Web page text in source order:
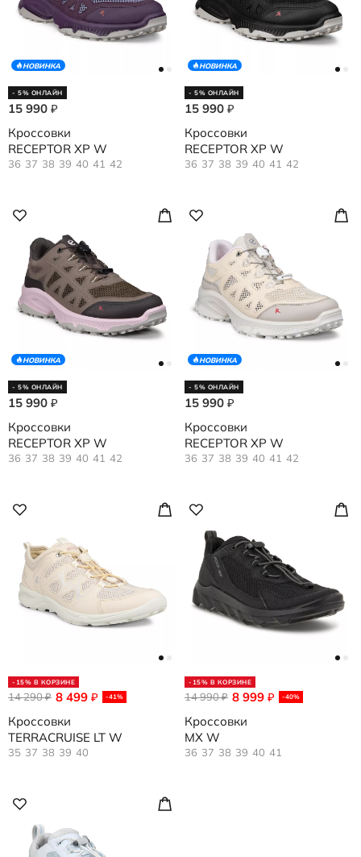
НОВИНКА
- 5% ОНЛАЙН
15 990 ₽
Кроссовки
RECEPTOR XP W
36 37 38 39 40 41 42
НОВИНКА
- 5% ОНЛАЙН
15 990 ₽
Кроссовки
RECEPTOR XP W
36 37 38 39 40 41 42
НОВИНКА
- 5% ОНЛАЙН
15 990 ₽
Кроссовки
RECEPTOR XP W
36 37 38 39 40 41 42
НОВИНКА
- 5% ОНЛАЙН
15 990 ₽
Кроссовки
RECEPTOR XP W
36 37 38 39 40 41 42
-15% В КОРЗИНЕ
8 499 ₽ -41%
14 290₽
Кроссовки
TERRACRUISE LT W
35 37 38 39 40
-15% В КОРЗИНЕ
8 999 ₽ -40%
14 990₽
Кроссовки
MX W
36 37 38 39 40 41